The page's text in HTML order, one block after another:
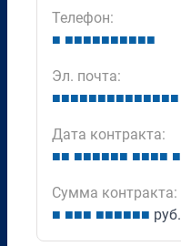
Телефон:
■ ■■■■■■■■■■
Эл. почта:
■■■■■■■■■■■■■■
Дата контракта:
■■ ■■■■■■ ■■■■ ■
Сумма контракта:
■ ■■■ ■■■■■■ руб.